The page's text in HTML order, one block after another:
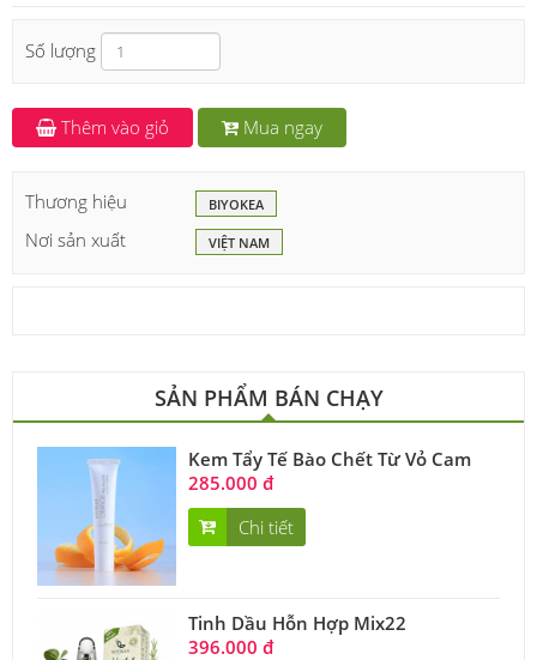
Số lượng
Thêm vào giỏ Mua ngay
Thương hiệu BIYOKEA
Nơi sản xuất VIỆT NAM
SẢN PHẨM BÁN CHẠY
Kem Tẩy Tế Bào Chết Từ Vỏ Cam
285.000 đ
Chi tiết
Tinh Dầu Hỗn Hợp Mix22
396.000 đ